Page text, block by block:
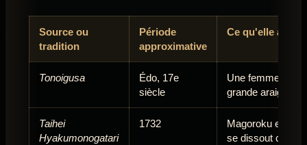
Source ou
tradition
Période
approximative
Ce qu'elle
Tonoigusa
Édo, 17e
siècle
Une femme avec
grande araignée
Taihei
Hyakumonogatari
1732
Magoroku est
se dissout